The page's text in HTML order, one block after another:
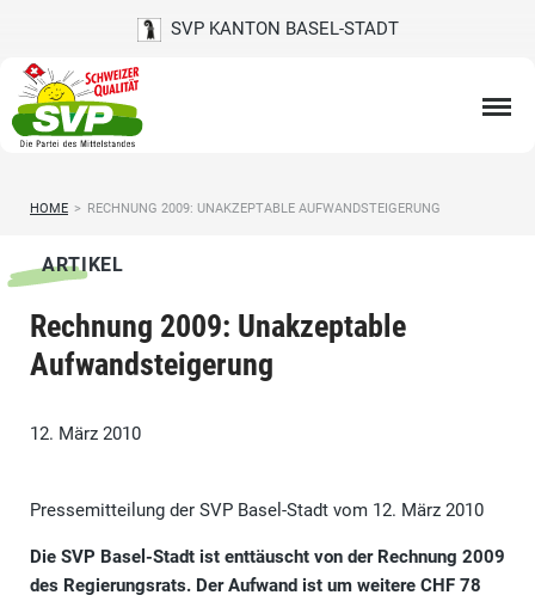
SVP KANTON BASEL-STADT
HOME > RECHNUNG 2009: UNAKZEPTABLE AUFWANDSTEIGERUNG
ARTIKEL
Rechnung 2009: Unakzeptable
Aufwandsteigerung
12. März 2010
Pressemitteilung der SVP Basel-Stadt vom 12. März 2010
Die SVP Basel-Stadt ist enttäuscht von der Rechnung 2009
des Regierungsrats. Der Aufwand ist um weitere CHF 78